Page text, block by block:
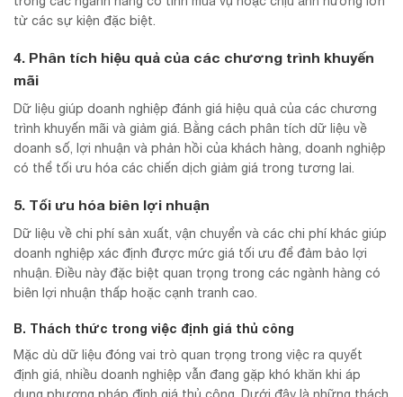
từ các sự kiện đặc biệt.
4. Phân tích hiệu quả của các chương trình khuyến
mãi
Dữ liệu giúp doanh nghiệp đánh giá hiệu quả của các chương
trình khuyến mãi và giảm giá. Bằng cách phân tích dữ liệu về
doanh số, lợi nhuận và phản hồi của khách hàng, doanh nghiệp
có thể tối ưu hóa các chiến dịch giảm giá trong tương lai.
5. Tối ưu hóa biên lợi nhuận
Dữ liệu về chi phí sản xuất, vận chuyển và các chi phí khác giúp
doanh nghiệp xác định được mức giá tối ưu để đảm bảo lợi
nhuận. Điều này đặc biệt quan trọng trong các ngành hàng có
biên lợi nhuận thấp hoặc cạnh tranh cao.
B. Thách thức trong việc định giá thủ công
Mặc dù dữ liệu đóng vai trò quan trọng trong việc ra quyết
định giá, nhiều doanh nghiệp vẫn đang gặp khó khăn khi áp